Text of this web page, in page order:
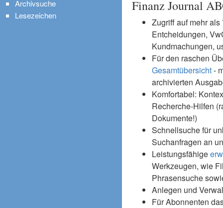
Finanz Journal
Zugriff auf mehr
Entcheidungen,
Kundmachungen,
Für den raschen
Gesamtübersicht-
archivierten
Komfortabel:
Recherche-Hilfen
Dokumente!)
Schnellsuche für
Suchanfragen an
Leistungsfähige
Werkzeugen, wie
Phrasensuche
Anlegen und
Für Abonnenten
Archivsuche
Lesezeichen